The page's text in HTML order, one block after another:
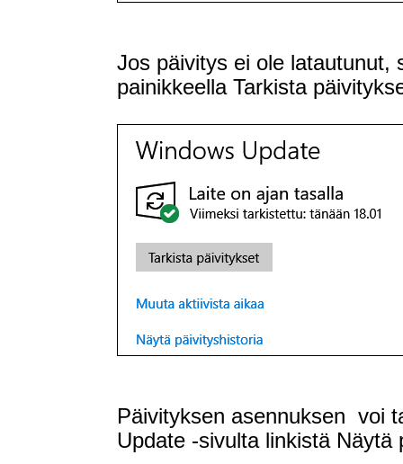
Jos päivitys ei ole latautunut,
painikkeella Tarkista
Päivityksen asennuksen voi
Update -sivulta linkistä